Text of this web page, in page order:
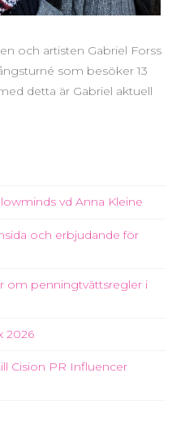
och artisten Gabriel Forss
som besöker 13
detta är Gabriel aktuell
vd Anna Kleine
och erbjudande för
om penningtvättsregler i
2026
Cision PR Influencer